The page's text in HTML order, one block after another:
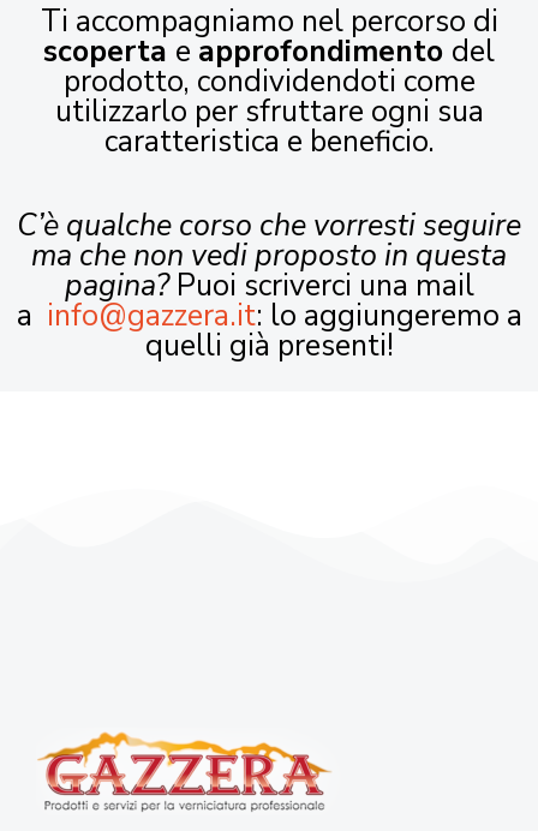
Ti accompagniamo nel percorso di
scoperta e approfondimento del
prodotto, condividendoti come
utilizzarlo per sfruttare ogni sua
caratteristica e beneficio.
C’è qualche corso che vorresti seguire
ma che non vedi proposto in questa
pagina?Puoi scriverci una mail
a info@gazzera.it: lo aggiungeremo a
quelli già presenti!